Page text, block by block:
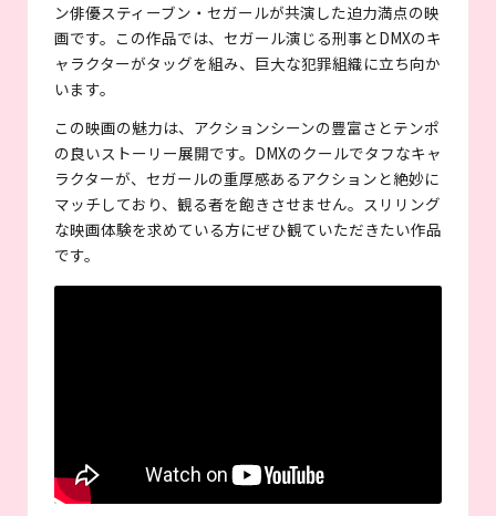
ン俳優スティーブン・セガールが共演した迫力満点の映
画です。この作品では、セガール演じる刑事とDMXのキ
ャラクターがタッグを組み、巨大な犯罪組織に立ち向か
います。
この映画の魅力は、アクションシーンの豊富さとテンポ
の良いストーリー展開です。DMXのクールでタフなキャ
ラクターが、セガールの重厚感あるアクションと絶妙に
マッチしており、観る者を飽きさせません。スリリング
な映画体験を求めている方にぜひ観ていただきたい作品
です。